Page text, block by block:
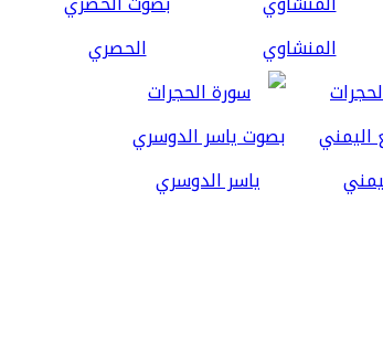
المنشاوي الحصري
ياسر الدوسري